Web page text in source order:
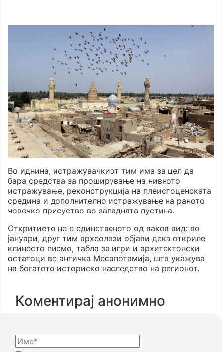
Во иднина, истражувачкиот тим има за цел да
бара средства за проширување на нивното
истражување, реконструкција на плеистоценската
средина и дополнително истражување на раното
човечко присуство во западната пустина.
Откритието не е единственото од ваков вид: во
јануари, друг тим археолози објави дека откриле
клинесто писмо, табла за игри и архитектонски
остатоци во античка Месопотамија, што укажува
на богатото историско наследство на регионот.
Коментирај анонимно